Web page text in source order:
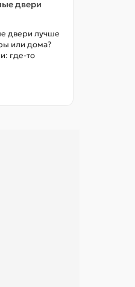
двери
двери лучше
или дома?
где-то